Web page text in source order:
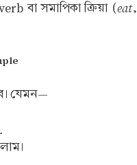
বা সমাপিকা ক্রিয়া (eat,
যেমন—